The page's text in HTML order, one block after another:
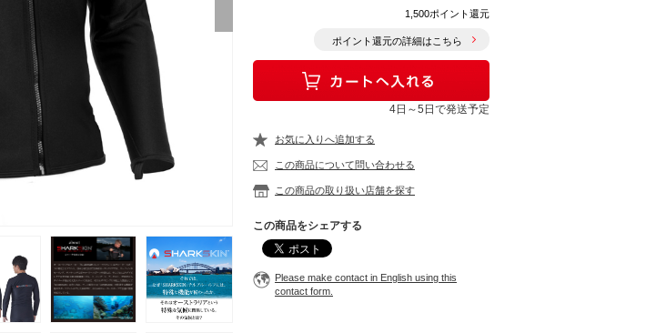
1,500ポイント還元
ポイント還元の詳細はこちら
4日～5日で発送予定
お気に入りへ追加する
この商品について問い合わせる
この商品の取り扱い店舗を探す
この商品をシェアする
Please make contact in English using this
contact form.